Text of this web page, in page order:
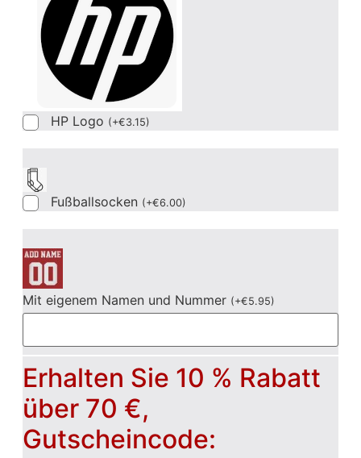
HP Logo (+€3.15)
Fußballsocken (+€6.00)
Mit eigenem Namen und Nummer (+€5.95)
Erhalten Sie 10 % Rabatt
über 70 €,
Gutscheincode: